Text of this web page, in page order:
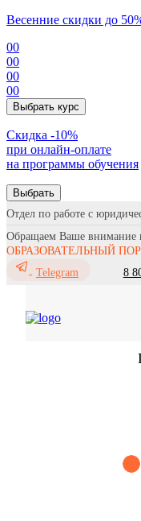
Весенние скидки до
00
00
00
00
Выбрать курс
Cкидка -10%
при онлайн-оплате
на программы обучения
Выбрать
Отдел по работе с
Обращаем Ваше внимание
ОБРАЗОВАТЕЛЬНЫЙ
Telegram
8
Сестринское дело
Выберите